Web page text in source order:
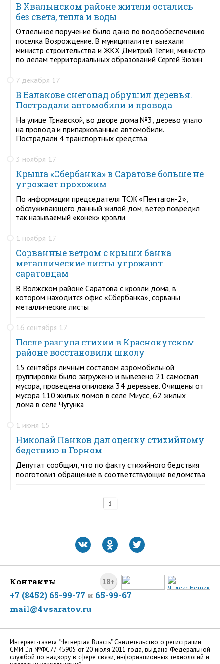
В Хвалынском районе жители остались
без света, тепла и воды
Отдельное поручение было дано по водообеспечению
поселка Возрождение. В муниципалитет выехали
министр строительства и ЖКХ Дмитрий Тепин, министр
по делам территориальных образований Сергей Зюзин
7 декабря 17
В Балакове снегопад обрушил деревья.
Пострадали автомобили и провода
На улице Трнавской, во дворе дома №3, дерево упало
на провода и припаркованные автомобили.
Пострадали 4 транспортных средства
3 ноября 17
Крыша «Сбербанка» в Саратове больше не
угрожает прохожим
По информации председателя ТСЖ «Пентагон-2»,
обслуживающего данный жилой дом, ветер повредил
так называемый «конек» кровли
1 ноября 17
Сорванные ветром с крыши банка
металлические листы угрожают
саратовцам
В Волжском районе Саратова с кровли дома, в
котором находится офис «Сбербанка», сорваны
металлические листы
16 сентября 17
После разгула стихии в Краснокутском
районе восстановили школу
15 сентября личным составом аэромобильной
группировки было загружено и вывезено 21 самосвал
мусора, проведена опиловка 34 деревьев. Очищены от
мусора 110 жилых домов в селе Миусс, 62 жилых
дома в селе Чугунка
1 июня 15
Николай Панков дал оценку стихийному
бедствию в Горном
Депутат сообщил, что по факту стихийного бедствия
подготовит обращение в соответствующие ведомства
1
18+
Контакты
+7 (8452) 65-99-77 и 65-99-67
mail@4vsaratov.ru
Интернет-газета "Четвертая Власть" Cвидетельство о регистрации
СМИ Эл №ФС77-45905 от 20 июля 2011 года, выдано Федеральной
службой по надзору в сфере связи, информационных технологий и